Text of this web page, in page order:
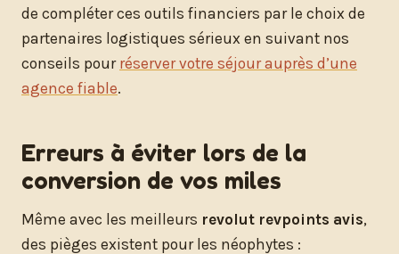
de compléter ces outils financiers par le choix de
partenaires logistiques sérieux en suivant nos
conseils pour réserver votre séjour auprès d’une
agence fiable.
Erreurs à éviter lors de la
conversion de vos miles
Même avec les meilleurs revolut revpoints avis,
des pièges existent pour les néophytes :